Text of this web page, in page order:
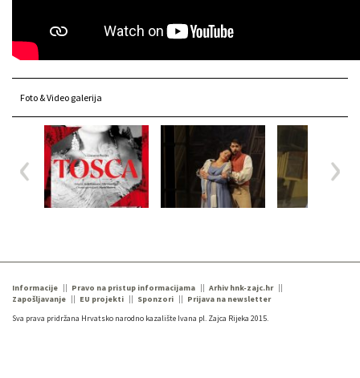
Foto & Video galerija
Informacije Pravo na pristup informacijama
Arhiv hnk-zajc.hr
Zapošljavanje
EU projekti Sponzori
Prijava na newsletter
Sva prava pridržana Hrvatsko narodno kazalište Ivana pl. Zajca Rijeka 2015.